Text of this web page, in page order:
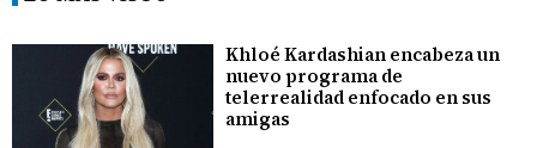
Khloé Kardashian encabeza un
nuevo programa de
telerrealidad enfocado en sus
amigas